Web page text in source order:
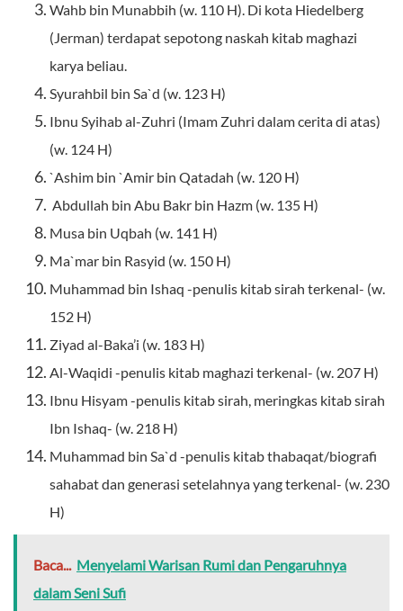
Wahb bin Munabbih (w. 110 H). Di kota Hiedelberg
(Jerman) terdapat sepotong naskah kitab maghazi
karya beliau.
Syurahbil bin Sa`d (w. 123 H)
Ibnu Syihab al-Zuhri (Imam Zuhri dalam cerita di atas)
(w. 124 H)
`Ashim bin `Amir bin Qatadah (w. 120 H)
Abdullah bin Abu Bakr bin Hazm (w. 135 H)
Musa bin Uqbah (w. 141 H)
Ma`mar bin Rasyid (w. 150 H)
Muhammad bin Ishaq -penulis kitab sirah terkenal- (w.
152 H)
Ziyad al-Baka’i (w. 183 H)
Al-Waqidi -penulis kitab maghazi terkenal- (w. 207 H)
Ibnu Hisyam -penulis kitab sirah, meringkas kitab sirah
Ibn Ishaq- (w. 218 H)
Muhammad bin Sa`d -penulis kitab thabaqat/biografi
sahabat dan generasi setelahnya yang terkenal- (w. 230
H)
Baca... Menyelami Warisan Rumi dan Pengaruhnya
dalam Seni Sufi